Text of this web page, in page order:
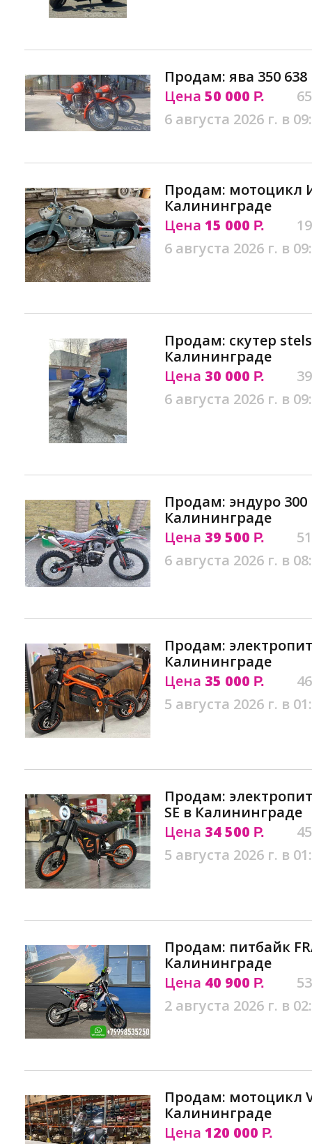
Продам: ява 350
Цена 50 000 Р.
6 августа 2026 г. в
Продам: мотоцикл
Калининграде
Цена 15 000 Р.
6 августа 2026 г. в
Продам: скутер
Калининграде
Цена 30 000 Р.
6 августа 2026 г. в
Продам: эндуро 300
Калининграде
Цена 39 500 Р.
6 августа 2026 г. в
Продам:
Калининграде
Цена 35 000 Р.
5 августа 2026 г. в
Продам:
SE в Калининграде
Цена 34 500 Р.
5 августа 2026 г. в
Продам: питбайк
Калининграде
Цена 40 900 Р.
2 августа 2026 г. в
Продам: мотоцикл
Калининграде
Цена 120 000 Р.